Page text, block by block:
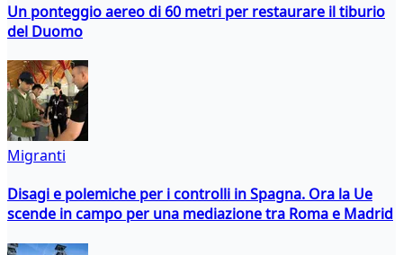
Un ponteggio aereo di 60 metri per restaurare il tiburio
del Duomo
Migranti
Disagi e polemiche per i controlli in Spagna. Ora la Ue
scende in campo per una mediazione tra Roma e Madrid